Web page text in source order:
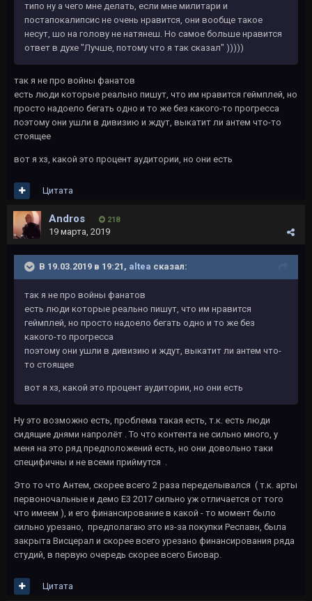
типо ну а чего мне делать, если мне милитари и
постапокалипсис не очень нравится, они вообще такое
несут, шо на голову не натянеш. Но самое больше нравится
ответ в духе "Лучше, потому что я так сказал" )))))
так я не про войны фанатов
есть люди которые реально пишут, что им нравится геймплей, но
просто надоело бегать одно и то же без какого-то прогресса
поэтому они ушли в дивизию и ждут, выкатит ли антем что-то
стоящее
вот я хз, какой это процент аудитории, но они есть
Цитата
Andros 218
19 марта, 2019
В 19.03.2019 в 19:21, altea сказал:
так я не про войны фанатов
есть люди которые реально пишут, что им нравится
геймплей, но просто надоело бегать одно и то же без
какого-то прогресса
поэтому они ушли в дивизию и ждут, выкатит ли антем что-
то стоящее
вот я хз, какой это процент аудитории, но они есть
Ну это возможно есть, проблема такая есть, т.к. есть люди
сидящие днями напролёт . То что контента не сильно много, у
меня на это ряд предположений есть, но они довольно таки
специфичны и не всеми приймутся .
Это то что Антем, скорее всего 2 раза переделывался ( т.к. арты
первоночальные и демо Е3 2017 сильно уж отличается от того
что имеем ), и его финансирование в какой - то момент было
сильно урезано, предполагаю это из-за покупки Респавн, была
закрыта Висцерал и скорее всего урезано финансирования ряда
студий, в первую очередь скорее всего Биовар.
Цитата